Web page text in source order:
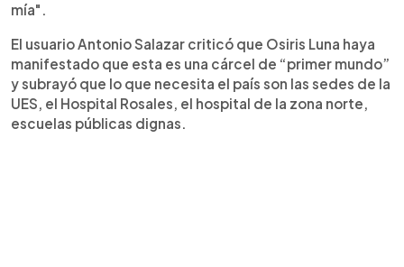
mía".
El usuario Antonio Salazar criticó que Osiris Luna haya
manifestado que esta es una cárcel de “primer mundo”
y subrayó que lo que necesita el país son las sedes de la
UES, el Hospital Rosales, el hospital de la zona norte,
escuelas públicas dignas.